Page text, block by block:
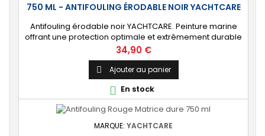
750 ML - ANTIFOULING ÉRODABLE NOIR YACHTCARE
Antifouling érodable noir YACHTCARE. Peinture marine
offrant une protection optimale et extrêmement durable
de la carène pour les bateaux jusqu’à 25 nœuds. ⚙️ [Tout
support] Protège toutes les coques en polyester, bois et
acier contre les salissures. Ne convient PAS à l’aluminium
et aux alliages légers. 🔝 [Haute protection] Matrice lisse
permettant de...
Prix
34,90 €
 Ajouter au panier
 En stock
MARQUE: YACHTCARE